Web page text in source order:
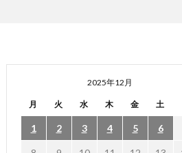
2025年12月
月 火 水 木 金 土
1 2 3 4 5 6